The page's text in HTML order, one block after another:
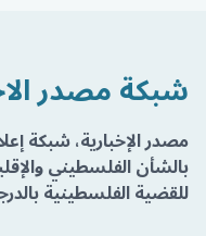
شبكة مصدر
مصدر الإخبارية، شبكة
بالشأن الفلسطيني
للقضية الفلسطينية